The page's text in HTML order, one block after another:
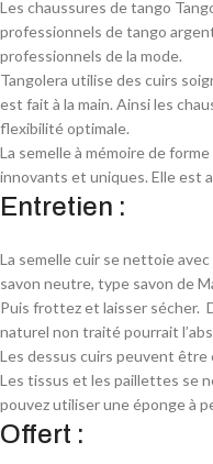
Les chaussures de tango
professionnels de tango
professionnels de la mode.
Tangolera utilise des cuirs
est fait à la main. Ainsi les
flexibilité optimale.
La semelle à mémoire de
innovants et uniques. Elle est
Entretien :
La semelle cuir se nettoie
savon neutre, type savon de
Puis frottez et laisser sécher.
naturel non traité pourrait
Les dessus cuirs peuvent être
Les tissus et les paillettes se
pouvez utiliser une éponge à
Offert :